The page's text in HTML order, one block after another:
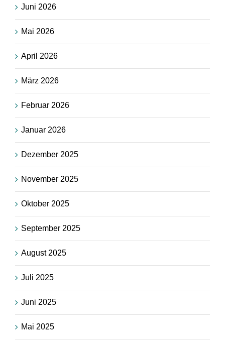
Juni 2026
Mai 2026
April 2026
März 2026
Februar 2026
Januar 2026
Dezember 2025
November 2025
Oktober 2025
September 2025
August 2025
Juli 2025
Juni 2025
Mai 2025